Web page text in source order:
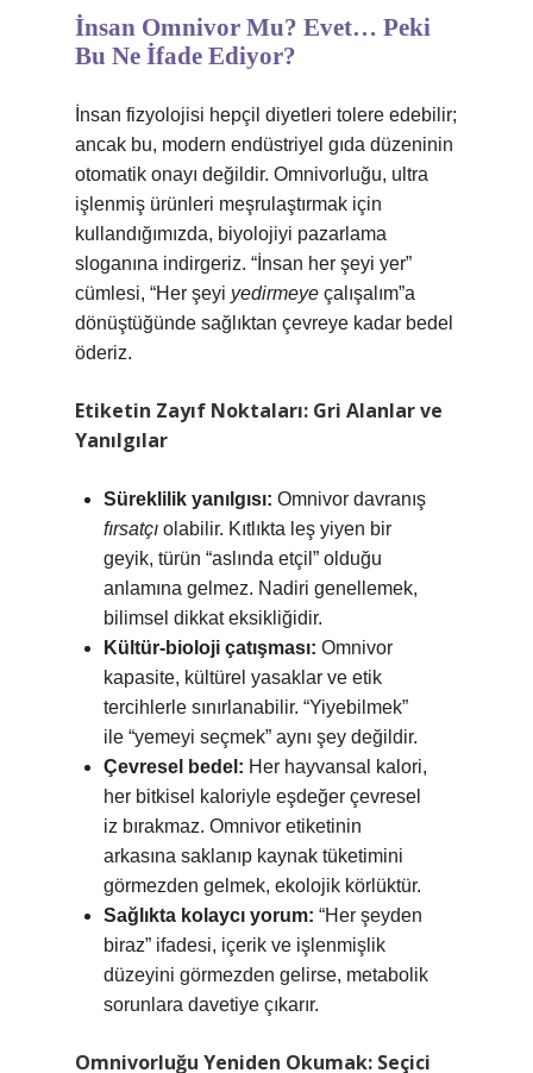
İnsan Omnivor Mu? Evet… Peki
Bu Ne İfade Ediyor?
İnsan fizyolojisi hepçil diyetleri tolere edebilir;
ancak bu, modern endüstriyel gıda düzeninin
otomatik onayı değildir. Omnivorluğu, ultra
işlenmiş ürünleri meşrulaştırmak için
kullandığımızda, biyolojiyi pazarlama
sloganına indirgeriz. “İnsan her şeyi yer”
cümlesi, “Her şeyi yedirmeye çalışalım”a
dönüştüğünde sağlıktan çevreye kadar bedel
öderiz.
Etiketin Zayıf Noktaları: Gri Alanlar ve
Yanılgılar
Süreklilik yanılgısı: Omnivor davranış
fırsatçı olabilir. Kıtlıkta leş yiyen bir
geyik, türün “aslında etçil” olduğu
anlamına gelmez. Nadiri genellemek,
bilimsel dikkat eksikliğidir.
Kültür-bioloji çatışması: Omnivor
kapasite, kültürel yasaklar ve etik
tercihlerle sınırlanabilir. “Yiyebilmek”
ile “yemeyi seçmek” aynı şey değildir.
Çevresel bedel: Her hayvansal kalori,
her bitkisel kaloriyle eşdeğer çevresel
iz bırakmaz. Omnivor etiketinin
arkasına saklanıp kaynak tüketimini
görmezden gelmek, ekolojik körlüktür.
Sağlıkta kolaycı yorum: “Her şeyden
biraz” ifadesi, içerik ve işlenmişlik
düzeyini görmezden gelirse, metabolik
sorunlara davetiye çıkarır.
Omnivorluğu Yeniden Okumak: Seçici